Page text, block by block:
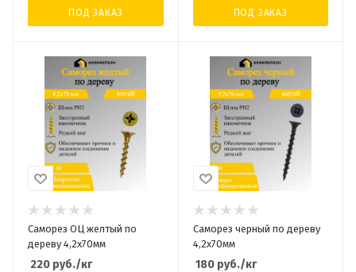
ПОД ЗАКАЗ ПОД ЗАКАЗ
Саморез ОЦ желтый по
дереву 4,2х70мм
220 руб./кг
Саморез черный по дереву
4,2х70мм
180руб./кг